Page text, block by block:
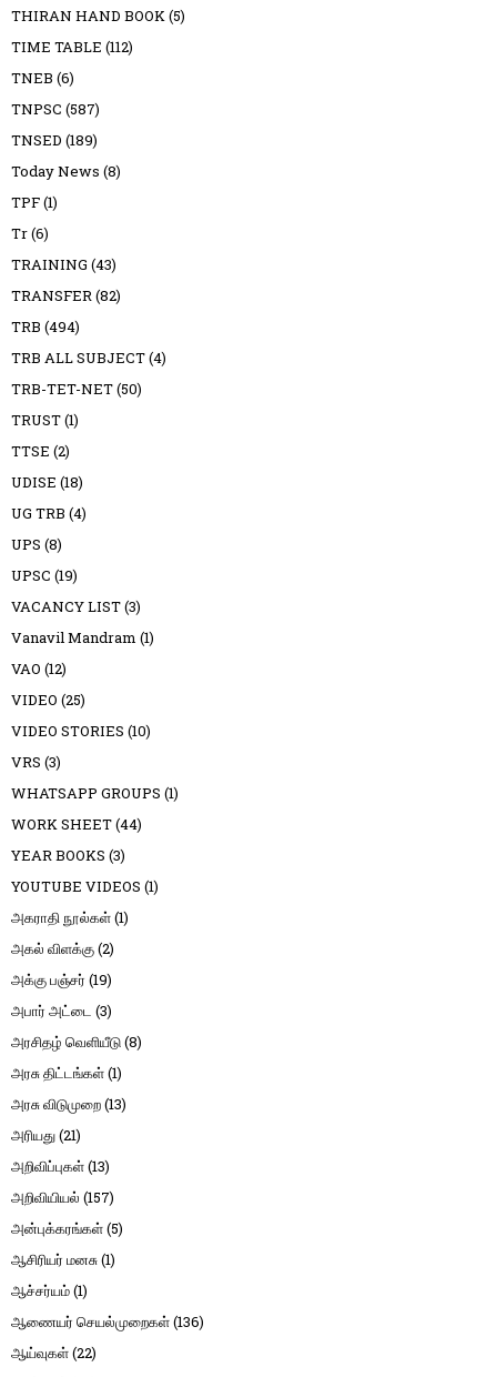
THIRAN HAND BOOK(5)
TIME TABLE (112)
TNEB (6)
TNPSC (587)
TNSED (189)
Today News (8)
TPF(1)
Tr(6)
TRAINING (43)
TRANSFER(82)
TRB (494)
TRB ALL SUBJECT(4)
TRB-TET-NET(50)
TRUST(1)
TTSE (2)
UDISE (18)
UG TRB (4)
UPS (8)
UPSC (19)
VACANCY LIST(3)
Vanavil Mandram (1)
VAO (12)
VIDEO (25)
VIDEO STORIES (10)
VRS (3)
WHATSAPP GROUPS (1)
WORK SHEET(44)
YEAR BOOKS (3)
YOUTUBE VIDEOS (1)
அகராதி நூல்கள்(1)
அகல் விளக்கு(2)
அக்கு பஞ்சர் (19)
அபார் அட்டை (3)
அரசிதழ் வெளியீடு(8)
அரசு திட்டங்கள்(1)
அரசு விடுமுறை(13)
அரியது(21)
அறிவிப்புகள்(13)
அறிவியியல் (157)
அன்புக்கரங்கள்(5)
ஆசிரியர் மனசு(1)
ஆச்சர்யம்(1)
ஆணையர் செயல்முறைகள்(136)
ஆய்வுகள்(22)